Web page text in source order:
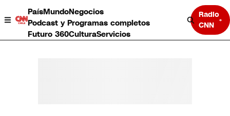
PaísMundoNegocios
Podcast y Programas completos
Futuro 360CulturaServicios
Radio
CNN